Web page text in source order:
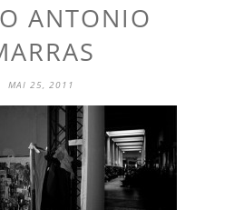
ANTONIO
MAI 25, 2011